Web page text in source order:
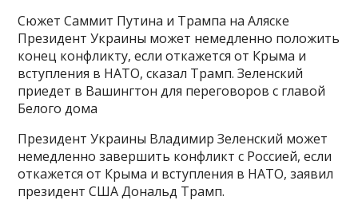
Сюжет Саммит Путина и Трампа на Аляске
Президент Украины может немедленно положить
конец конфликту, если откажется от Крыма и
вступления в НАТО, сказал Трамп. Зеленский
приедет в Вашингтон для переговоров с главой
Белого дома
Президент Украины Владимир Зеленский может
немедленно завершить конфликт с Россией, если
откажется от Крыма и вступления в НАТО, заявил
президент США Дональд Трамп.